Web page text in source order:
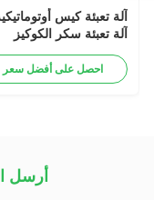
آلة تعبئة كيس
آلة تعبئة سكر الكوكيز
المطاطية مع المزن
الرؤوساحصل على أفضل سعر
أرسل